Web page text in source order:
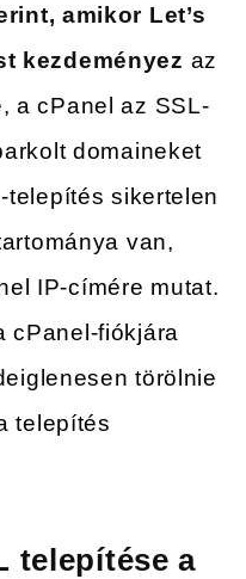
amikor Let’s
kezdeményez az
a cPanel az SSL-
domaineket
telepítés sikertelen
van,
IP-címére mutat.
cPanel-fiókjára
törölnie
telepítés
telepítése a